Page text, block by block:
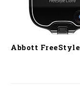
Abbott